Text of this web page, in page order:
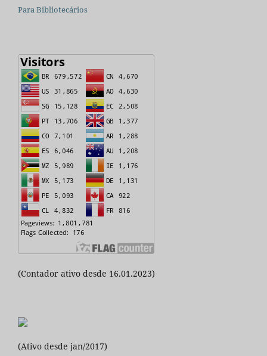
Para Bibliotecários
(Contador ativo desde 16.01.2023)
(Ativo desde jan/2017)